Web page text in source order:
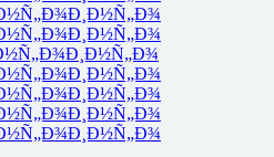
Ð¸Ð½Ñ„Ð¾
Ð¸Ð½Ñ„Ð¾
Ð¸Ð½Ñ„Ð¾
Ð¸Ð½Ñ„Ð¾
Ð¸Ð½Ñ„Ð¾
Ð¸Ð½Ñ„Ð¾
Ð¸Ð½Ñ„Ð¾